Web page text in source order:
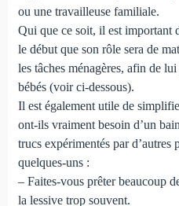
ou une travailleuse familiale.
Qui que ce soit, il est important
le début que son rôle sera de
les tâches ménagères, afin de
bébés (voir ci-dessous).
Il est également utile de
ont-ils vraiment besoin d’un
trucs expérimentés par
quelques-uns :
– Faites-vous prêter beaucoup
la lessive trop souvent.